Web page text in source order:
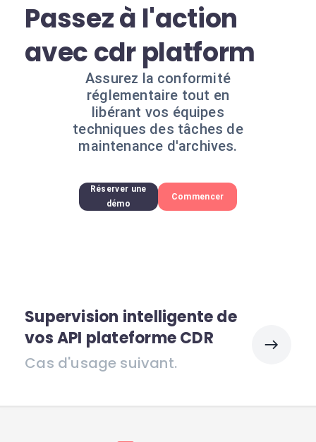
Passez à l'action
avec cdr platform
Assurez la conformité
réglementaire tout en
libérant vos équipes
techniques des tâches de
maintenance d'archives.
Réserver une
démo
Commencer
Supervision intelligente de
vos API plateforme CDR
Cas d'usage suivant.